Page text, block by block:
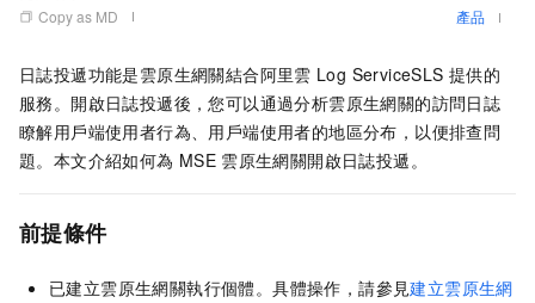
Copy as MD
產品
日誌投遞功能是雲原生網關結合阿里雲 Log ServiceSLS 提供的
服務。開啟日誌投遞後，您可以通過分析雲原生網關的訪問日誌
瞭解用戶端使用者行為、用戶端使用者的地區分布，以便排查問
題。本文介紹如何為 MSE 雲原生網關開啟日誌投遞。
前提條件
已建立雲原生網關執行個體。具體操作，請參見建立雲原生網